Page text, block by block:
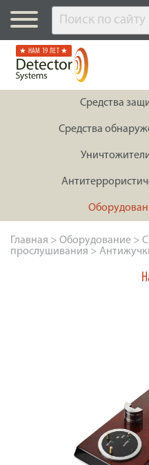
★ НАМ 19 ЛЕТ ★
Средства
Средства
Главная > Оборудование >
прослушивания >